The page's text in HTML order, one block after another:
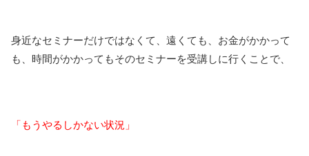
身近なセミナーだけではなくて、遠くても、お金がかかって
も、時間がかかってもそのセミナーを受講しに行くことで、
「もうやるしかない状況」